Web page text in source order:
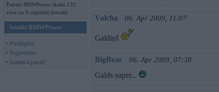
Pašreiz BMWPower skatās 132
viesi un 9 reģistrēti lietotāji.
Ienākt BMWPower
• Pieslēgties
• Reģistrēties
• Aizmirsi paroli?
Valcha 06. Apr 2009, 11:07
Galdiņš
BigBear 06. Apr 2009, 07:38
Galds super...